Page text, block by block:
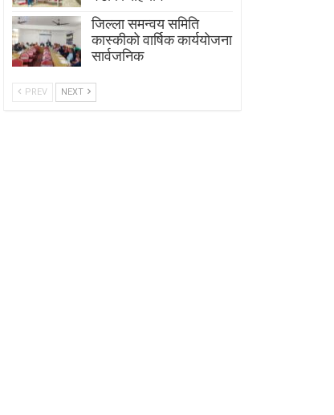
जिल्ला समन्वय समिति
कास्कीको वार्षिक कार्ययोजना
सार्वजनिक
PREV NEXT